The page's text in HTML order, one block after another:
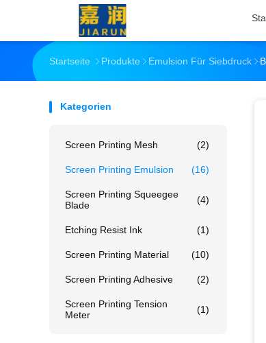
Startseite Produkte Emulsion Für Siebdruck
Kategorien
Screen Printing Mesh (2)
Screen Printing Emulsion (16)
Screen Printing Squeegee
Blade
(4)
Etching Resist Ink (1)
Screen Printing Material (10)
Screen Printing Adhesive (2)
Screen Printing Tension
Meter
(1)